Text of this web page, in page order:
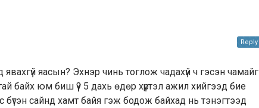
явахгүй яасын? Эхнэр чинь тоглож чадахүй ч гэсэн чамайг
байх юм биш үү? 5 дахь өдөр хүртэл ажил хийгээд бие
бүтэн сайнд хамт байя гэж бодож байхад нь тэнэгтээд
Reply